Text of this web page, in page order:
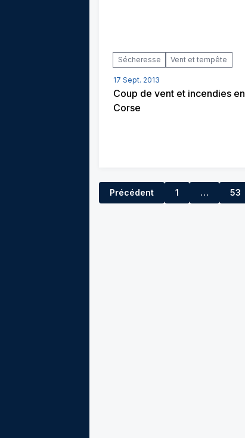
Sécheresse Vent et tempête
17 Sept. 2013
Coup de vent et incendies en
Corse
Précédent 1 …
52 53